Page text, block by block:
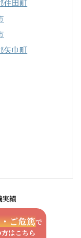
住田町
矢巾町
実績
ご危篤で
はこちら